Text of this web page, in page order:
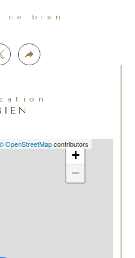
ce bien
+
−
OpenStreetMapcontributors